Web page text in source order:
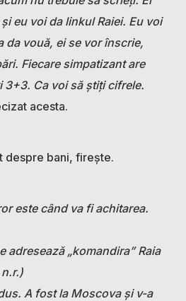
eu voi da linkul Raiei. Eu voi
da vouă, ei se vor înscrie,
Fiecare simpatizant are
3+3. Ca voi să știți cifrele.
acesta.
despre bani, firește.
este când va fi achitarea.
adresează „komandira” Raia
A fost la Moscova și v-a